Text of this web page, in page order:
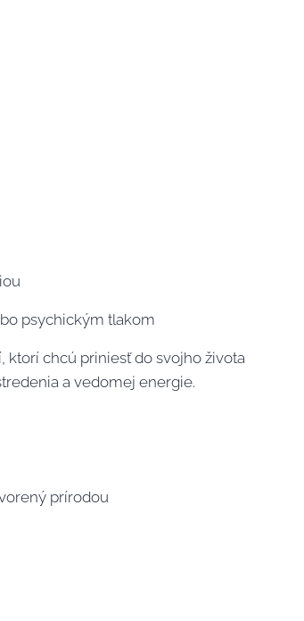
psychickým tlakom
ktorí chcú priniesť do svojho života
a vedomej energie.
prírodou